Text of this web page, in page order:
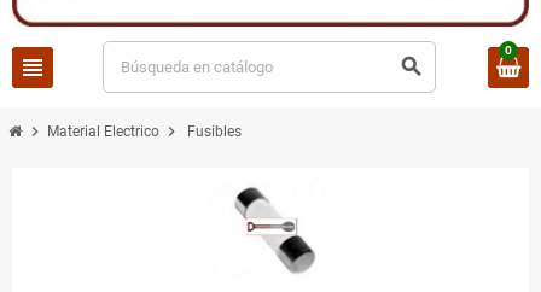
view_headline search
0
chevron_right Material Electrico chevron_right Fusibles